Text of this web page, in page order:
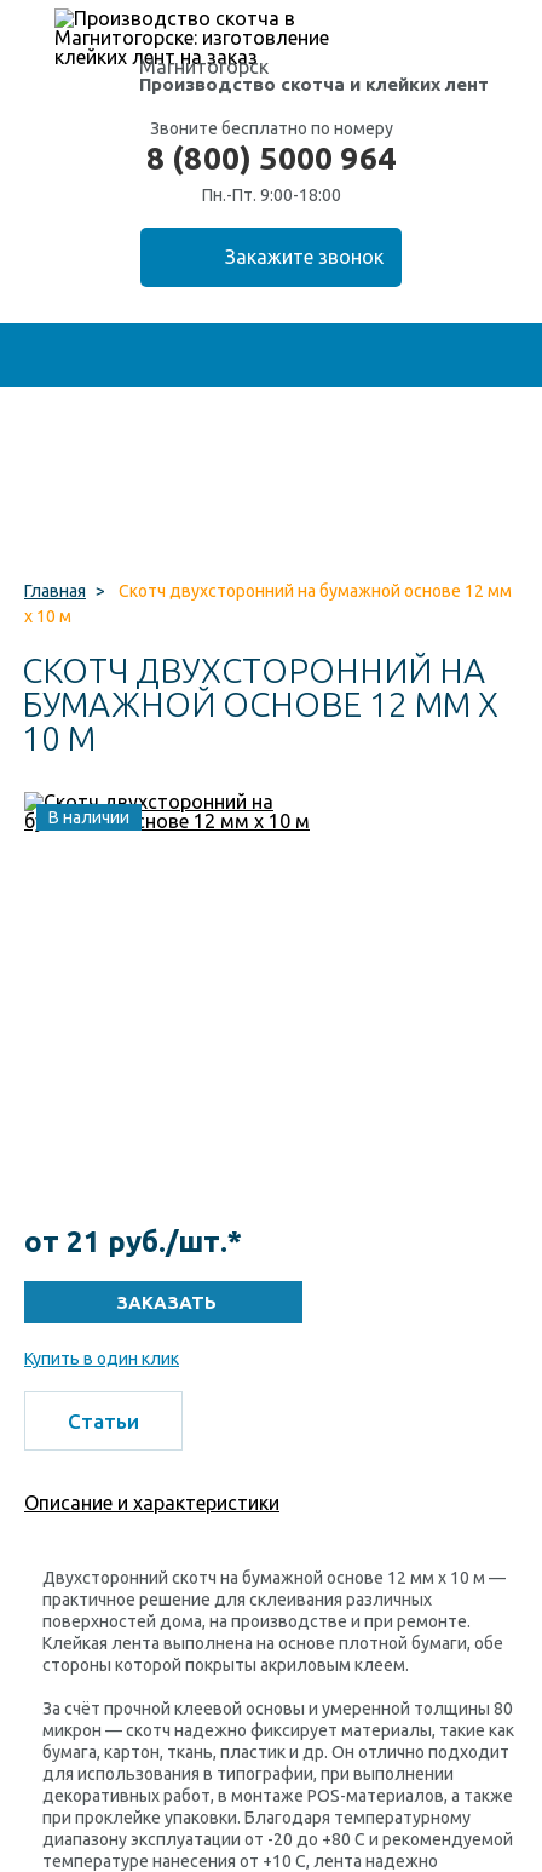
Магнитогорск
Производство скотча и клейких лент
Звоните бесплатно по номеру
8 (800) 5000 964
Пн.-Пт. 9:00-18:00
Главная >
Скотч двухсторонний на бумажной основе 12 мм
x 10 м
СКОТЧ ДВУХСТОРОННИЙ НА
БУМАЖНОЙ ОСНОВЕ 12 ММ X
10 М
В наличии
от 21 руб./шт.*
Купить в один клик
Статьи
Описание и характеристики
Двухсторонний скотч на бумажной основе 12 мм х 10 м —
практичное решение для склеивания различных
поверхностей дома, на производстве и при ремонте.
Клейкая лента выполнена на основе плотной бумаги, обе
стороны которой покрыты акриловым клеем.
За счёт прочной клеевой основы и умеренной толщины 80
микрон — скотч надежно фиксирует материалы, такие как
бумага, картон, ткань, пластик и др. Он отлично подходит
для использования в типографии, при выполнении
декоративных работ, в монтаже POS-материалов, а также
при проклейке упаковки. Благодаря температурному
диапазону эксплуатации от -20 до +80 C и рекомендуемой
температуре нанесения от +10 C, лента надежно